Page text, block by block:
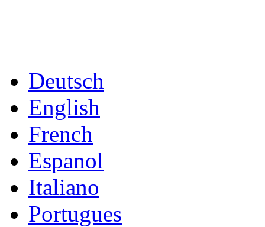
Deutsch
English
French
Espanol
Italiano
Portugues